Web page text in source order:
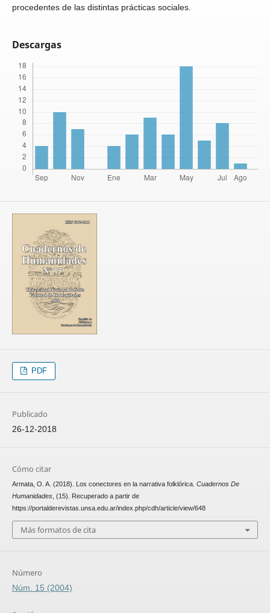
procedentes de las distintas prácticas sociales.
Descargas
PDF
Publicado
26-12-2018
Cómo citar
Armata, O. A. (2018). Los conectores en la narrativa folklórica. Cuadernos De
Humanidades, (15). Recuperado a partir de
https://portalderevistas.unsa.edu.ar/index.php/cdh/article/view/648
Más formatos de cita
Número
Núm. 15 (2004)